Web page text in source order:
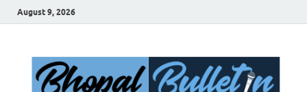
August 9, 2026